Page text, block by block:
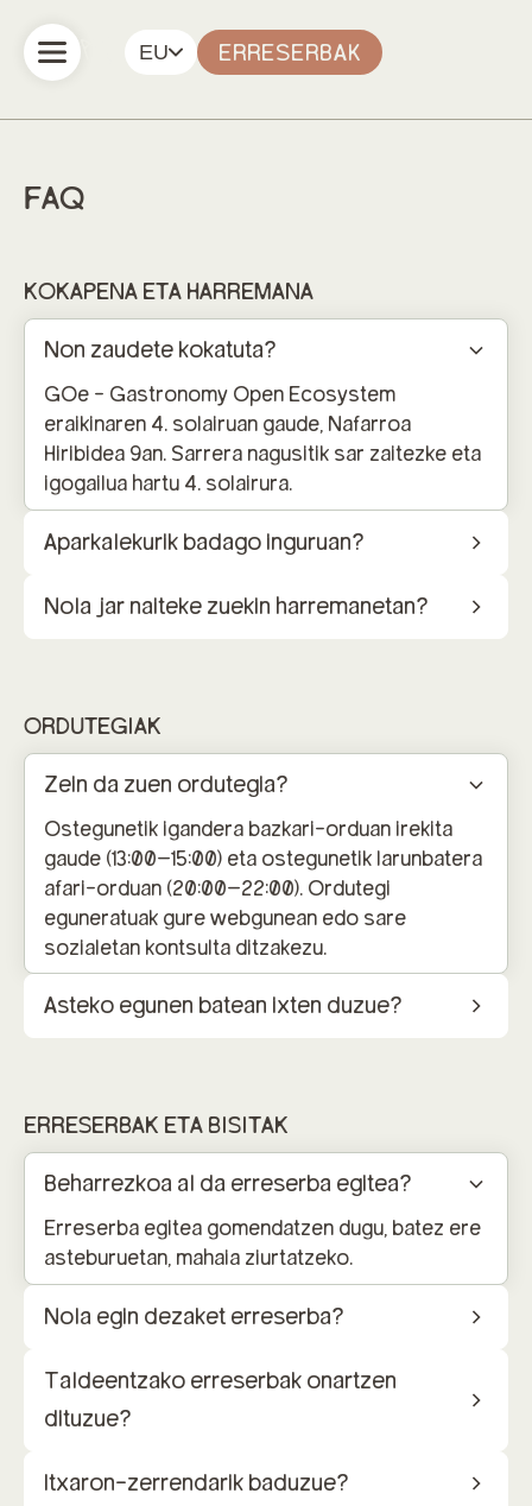
EU ERRESERBAK
FAQ
KOKAPENA ETA HARREMANA
Non zaudete kokatuta?
GOe - Gastronomy Open Ecosystem
eraikinaren 4. solairuan gaude, Nafarroa
Hiribidea 9an. Sarrera nagusitik sar zaitezke eta
igogailua hartu 4. solairura.
Aparkalekurik badago inguruan?
Nola jar naiteke zuekin harremanetan?
ORDUTEGIAK
Zein da zuen ordutegia?
Ostegunetik igandera bazkari-orduan irekita
gaude (13:00–15:00) eta ostegunetik larunbatera
afari-orduan (20:00–22:00). Ordutegi
eguneratuak gure webgunean edo sare
sozialetan kontsulta ditzakezu.
Asteko egunen batean ixten duzue?
ERRESERBAK ETA BISITAK
Beharrezkoa al da erreserba egitea?
Erreserba egitea gomendatzen dugu, batez ere
asteburuetan, mahaia ziurtatzeko.
Nola egin dezaket erreserba?
Taldeentzako erreserbak onartzen
dituzue?
Itxaron-zerrendarik baduzue?